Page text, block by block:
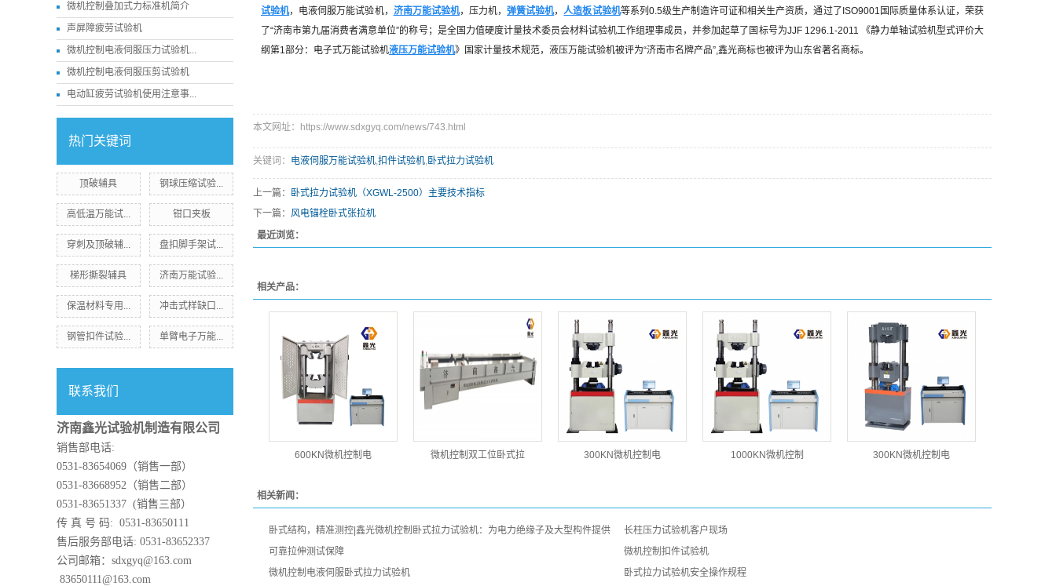
微机控制叠加式力标准机简介
声屏障疲劳试验机
微机控制电液伺服压力试验机...
微机控制电液伺服压剪试验机
电动缸疲劳试验机使用注意事...
热门关键词
顶破辅具 钢球压缩试验...
高低温万能试... 钳口夹板
穿刺及顶破辅... 盘扣脚手架试...
梯形撕裂辅具 济南万能试验...
保温材料专用... 冲击式样缺口...
钢管扣件试验... 单臂电子万能...
联系我们
济南鑫光试验机制造有限公司
销售部电话:
0531-83654069（销售一部）
0531-83668952（销售二部）
0531-83651337 (销售三部）
传 真 号 码: 0531-83650111
售后服务部电话: 0531-83652337
公司邮箱：sdxgyq@163.com
83650111@163.com
试验机，电液伺服万能试验机， 济南万能试验机，压力机，弹簧试验机，人造板试验机等系列0.5级生产制造许可证和相关生产资质，通过了ISO9001国际质量体系认证，荣获
了“济南市第九届消费者满意单位”的称号；是全国力值硬度计量技术委员会材料试验机工作组理事成员，并参加起草了国标号为JJF 1296.1-2011 《静力单轴试验机型式评价大
纲第1部分：电子式万能试验机液压万能试验机》国家计量技术规范，液压万能试验机被评为“济南市名牌产品”,鑫光商标也被评为山东省著名商标。
本文网址：https://www.sdxgyq.com/news/743.html
关键词： 电液伺服万能试验机,扣件试验机,卧式拉力试验机
上一篇：
卧式拉力试验机（XGWL-2500）主要技术指标
下一篇： 风电锚栓卧式张拉机
最近浏览：
相关产品：
600KN微机控制电 微机控制双工位卧式拉 300KN微机控制电 1000KN微机控制 300KN微机控制电
相关新闻：
卧式结构，精准测控|鑫光微机控制卧式拉力试验机：为电力绝缘子及大型构件提供
可靠拉伸测试保障
长柱压力试验机客户现场
微机控制扣件试验机
微机控制电液伺服卧式拉力试验机
卧式拉力试验机安全操作规程